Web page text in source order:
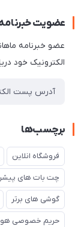
عضویت
عضو خبرنامه
الکترونیک خود
برچسب‌ها
فروشگاه انلاین
چت بات های
گوشی های برتر
حریم خصوصی